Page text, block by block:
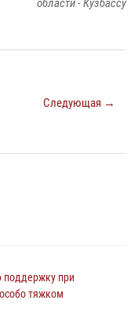
области - Кузбассу
Следующая →
поддержку при
тяжком